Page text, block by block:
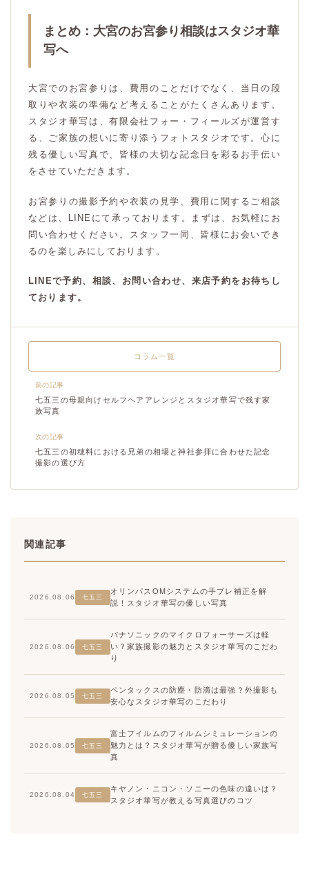
まとめ：大宮のお宮参り相談はスタジオ華
写へ
大宮でのお宮参りは、費用のことだけでなく、当日の段
取りや衣装の準備など考えることがたくさんあります。
スタジオ華写は、有限会社フォー・フィールズが運営す
る、ご家族の想いに寄り添うフォトスタジオです。心に
残る優しい写真で、皆様の大切な記念日を彩るお手伝い
をさせていただきます。
お宮参りの撮影予約や衣装の見学、費用に関するご相談
などは、LINEにて承っております。まずは、お気軽にお
問い合わせください。スタッフ一同、皆様にお会いでき
るのを楽しみにしております。
LINEで予約、相談、お問い合わせ、来店予約をお待ちし
ております。
前の記事
七五三の母親向けセルフヘアアレンジとスタジオ華写で残す家
族写真
コラム一覧
次の記事
七五三の初穂料における兄弟の相場と神社参拝に合わせた記念
撮影の選び方
関連記事
2026.08.06 七五三
オリンパスOMシステムの手ブレ補正を解
説！スタジオ華写の優しい写真
2026.08.06 七五三
パナソニックのマイクロフォーサーズは軽
い？家族撮影の魅力とスタジオ華写のこだわ
り
2026.08.05 七五三
ペンタックスの防塵・防滴は最強？外撮影も
安心なスタジオ華写のこだわり
2026.08.05 七五三
富士フイルムのフィルムシミュレーションの
魅力とは？スタジオ華写が贈る優しい家族写
真
2026.08.04 七五三
キヤノン・ニコン・ソニーの色味の違いは？
スタジオ華写が教える写真選びのコツ